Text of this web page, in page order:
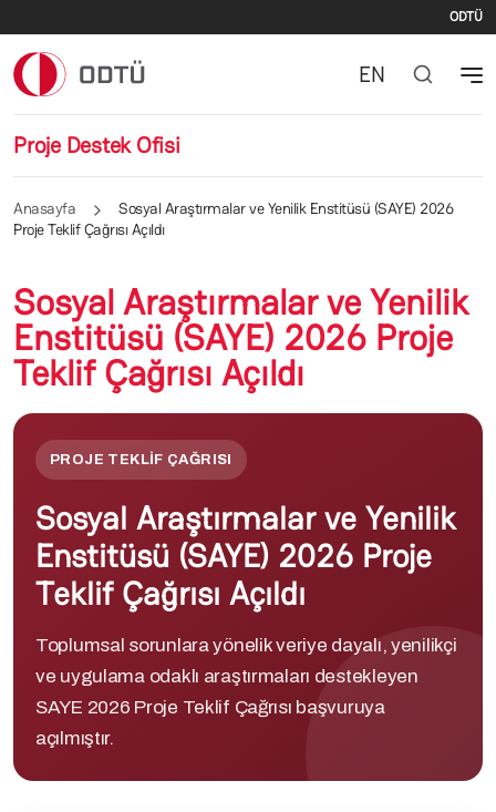
ODTÜ
Proje Destek Ofisi
EN
Anasayfa
Sosyal Araştırmalar ve Yenilik Enstitüsü (SAYE) 2026
Proje Teklif Çağrısı Açıldı
Sosyal Araştırmalar ve Yenilik
Enstitüsü (SAYE) 2026 Proje
Teklif Çağrısı Açıldı
PROJE TEKLIF ÇAĞRISI
Sosyal Araştırmalar ve Yenilik
Enstitüsü (SAYE) 2026 Proje
Teklif Çağrısı Açıldı
Toplumsal sorunlara yönelik veriye dayalı, yenilikçi
ve uygulama odaklı araştırmaları destekleyen
SAYE 2026 Proje Teklif Çağrısı başvuruya
açılmıştır.